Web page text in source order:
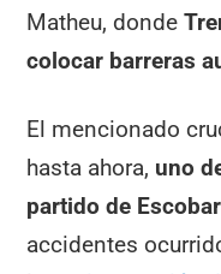
Matheu, donde
colocar barreras
El mencionado
hasta ahora, uno
partido de Escobar
accidentes